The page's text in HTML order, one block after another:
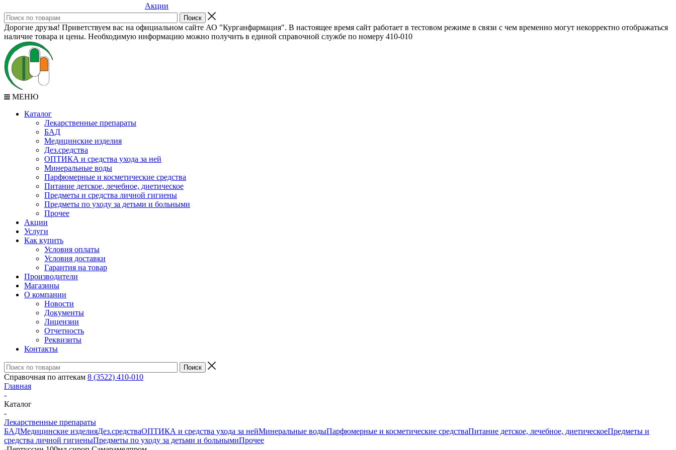
Акции
Дорогие друзья! Приветствуем вас на официальном сайте АО "Курганфармация". В настоящее время сайт работает в тестовом режиме в связи с чем временно могут некорректно отображаться
наличие товара и цены. Необходимую информацию можно получить в единой справочной службе по номеру 410-010
МЕНЮ
Каталог
Лекарственные препараты
БАД
Медицинские изделия
Дез.средства
ОПТИКА и средства ухода за ней
Минеральные воды
Парфюмерные и косметические средства
Питание детское, лечебное, диетическое
Предметы и средства личной гигиены
Предметы по уходу за детьми и больными
Прочее
Акции
Услуги
Как купить
Условия оплаты
Условия доставки
Гарантия на товар
Производители
Магазины
О компании
Новости
Документы
Лицензии
Отчетность
Реквизиты
Контакты
Справочная по аптекам 8 (3522) 410-010
Главная
-
Каталог
-
Лекарственные препараты
БАДМедицинские изделияДез.средстваОПТИКА и средства ухода за нейМинеральные водыПарфюмерные и косметические средстваПитание детское, лечебное, диетическоеПредметы и
средства личной гигиеныПредметы по уходу за детьми и больнымиПрочее